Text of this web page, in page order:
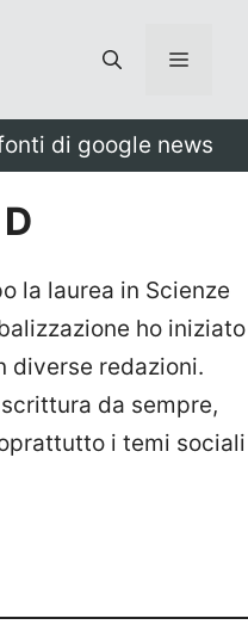
Menu
di google news
la laurea in Scienze
ho iniziato
diverse redazioni.
da sempre,
i temi sociali